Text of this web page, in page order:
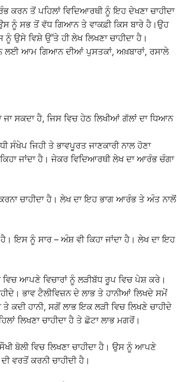
ਕਰਨ ਤੋਂ ਪਹਿਲਾਂ ਵਿਦਿਆਰਥੀ ਨੂੰ ਇਹ ਦੇਖਣਾ ਚਾਹੀਦਾ
ਨੂੰ ਸਭ ਤੋਂ ਵੱਧ ਗਿਆਨ ਤੇ ਵਾਕਫ਼ੀ ਕਿਸ ਬਾਰੇ ਹੈ।ਉਹ
ਉਸੇ ਵਿਸ਼ੇ ਉੱਤੇ ਹੀ ਲੇਖ ਲਿਖਣਾ ਚਾਹੀਦਾ ਹੈ।
ਲਈ ਆਮ ਗਿਆਨ ਦੀਆਂ ਪੁਸਤਕਾਂ, ਅਖ਼ਬਾਰਾਂ, ਰਸਾਲੇ
ਜਾ ਸਕਦਾ ਹੈ, ਜਿਸ ਵਿਚ ਹੇਠ ਲਿਖੀਆਂ ਗੱਲਾਂ ਦਾ ਧਿਆਨ
ਜਿਹੀ ਤੇ ਭਾਵਪੂਰਤ ਜਾਣਕਾਰੀ ਨਾਲ ਹੋਣਾ
ਕਿਹਾ ਜਾਂਦਾ ਹੈ। ਜੇਕਰ ਵਿਦਿਆਰਥੀ ਲੇਖ ਦਾ ਆਰੰਭ ਚੰਗਾ
ਚਾਹੀਦਾ ਹੈ। ਲੇਖ ਦਾ ਇਹ ਭਾਗ ਆਰੰਭ ਤੇ ਅੰਤ ਨਾਲੋਂ
ਇਸ ਨੂੰ ਸਾਰ – ਅੰਸ਼ ਵੀ ਕਿਹਾ ਜਾਂਦਾ ਹੈ। ਲੇਖ ਦਾ ਇਹ
ਆਪਣੇ ਵਿਚਾਰਾਂ ਨੂੰ ਲੜੀਬੱਧ ਰੂਪ ਵਿਚ ਪੇਸ਼ ਕਰੇ।
ਭਾਵ ਟੈਲੀਵਿਜ਼ਨ ਦੇ ਲਾਭ ਤੇ ਹਾਨੀਆਂ ਲਿਖਦੇ ਸਮੇਂ
ਕਦੀ ਹਾਨੀ, ਸਗੋਂ ਲਾਭ ਇਕ ਲੜੀ ਵਿਚ ਲਿਖਣੇ ਚਾਹੀਦੇ
ਲਿਖਣਾ ਚਾਹੀਦਾ ਹੈ ਤੇ ਛੋਟਾ ਲਾਭ ਮਗਰੋਂ।
ਬੋਲੀ ਵਿਚ ਲਿਖਣਾ ਚਾਹੀਦਾ ਹੈ। ਉਸ ਨੂੰ ਆਪਣੇ
ਵਰਤੋਂ ਕਰਨੀ ਚਾਹੀਦੀ ਹੈ।